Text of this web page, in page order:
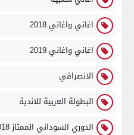
اغاني واغاني 2018
اغاني واغاني 2019
الانصرافي
البطولة العربية للاندية
الدوري السوداني الممتاز 2018